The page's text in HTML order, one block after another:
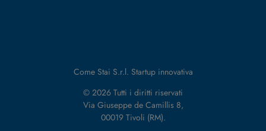
Come Stai S.r.l. Startup innovativa
© 2026 Tutti i diritti riservati
Via Giuseppe de Camillis 8,
00019 Tivoli (RM).